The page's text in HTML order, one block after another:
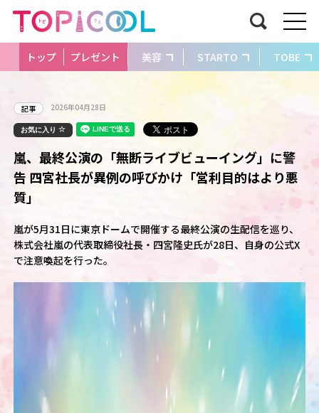
トップ プレゼント 美容 STARTO TOBE
記事 2026年04月28日
お気に入り
嵐、最終公演の「無断ライブビューイング」に警
告 四宮社長が異例の呼びかけ「営利目的はより悪
質」
嵐が5月31日に東京ドームで開催する最終公演の生配信を巡り、
株式会社嵐の代表取締役社長・四宮隆史氏が28日、自身の公式X
で注意喚起を行った。